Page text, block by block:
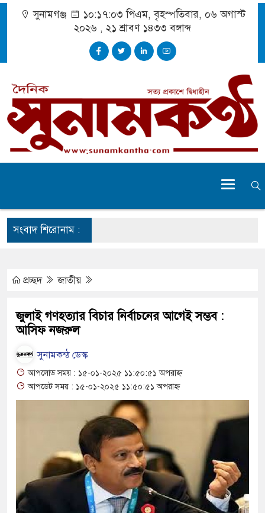
সুনামগঞ্জ ১০:১৭:০৩ পিএম, বৃহস্পতিবার, ০৬ অগাস্ট
২০২৬ , ২১ শ্রাবণ ১৪৩৩ বঙ্গাব্দ
সংবাদ শিরোনাম :
নিয়ে চলাচল
মাধ্যমিকেই
দিবস
সংকট চুলা জ্বলে না, পাম্পে দীর্ঘ লাইন
সম্প্রসারিত প্রশাসনিক ভবনের উদ্বোধন
চালানোর মুরোদ আওয়ামী লীগের নেই :
আইনে মামলা: নাদের, পলিন, রিপন-
প্রচ্ছদ জাতীয়
জুলাই গণহত্যার বিচার নির্বাচনের আগেই সম্ভব :
আসিফ নজরুল
সুনামকন্ঠ ডেস্ক
আপলোড সময় : ১৫-০১-২০২৫ ১১:৫০:৫১ অপরাহ্ন
আপডেট সময় : ১৫-০১-২০২৫ ১১:৫০:৫১ অপরাহ্ন